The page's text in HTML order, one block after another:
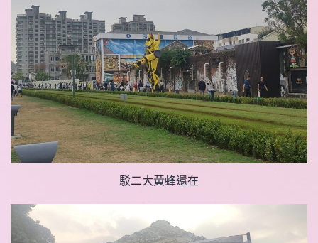
駁二大黃蜂還在